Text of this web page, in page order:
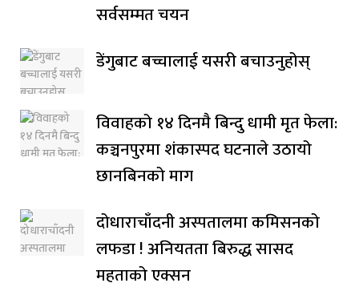
सर्वसम्मत चयन
डेंगुबाट बच्चालाई यसरी बचाउनुहोस्
विवाहको १४ दिनमै बिन्दु धामी मृत फेला:
कञ्चनपुरमा शंकास्पद घटनाले उठायो
छानबिनको माग
दोधाराचाँदनी अस्पतालमा कमिसनको
लफडा ! अनियतता बिरुद्ध सासद
महताको एक्सन